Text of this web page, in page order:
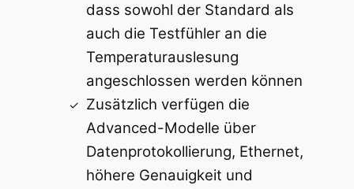
dass sowohl der Standard als
auch die Testfühler an die
Temperaturauslesung
angeschlossen werden können
Zusätzlich verfügen die
Advanced-Modelle über
Datenprotokollierung, Ethernet,
höhere Genauigkeit und